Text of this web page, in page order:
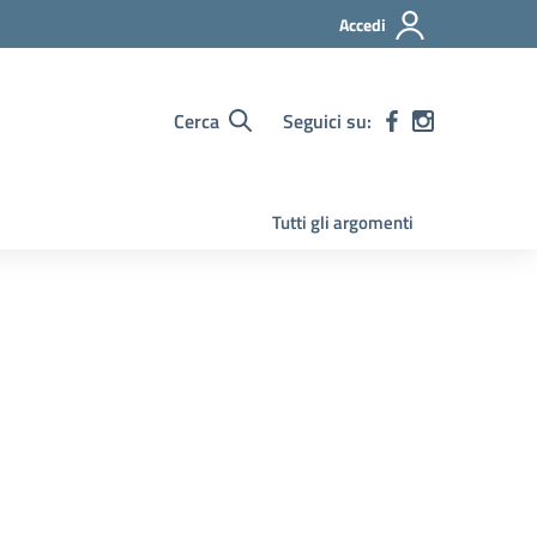
Accedi
Cerca Seguici su:
Tutti gli argomenti